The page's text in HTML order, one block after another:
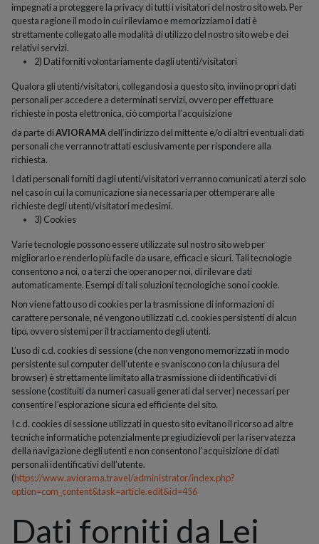
impegnati a proteggere la privacy di tutti i visitatori del nostro sito web. Per
questa ragione il modo in cui rileviamo e memorizziamo i dati è
strettamente collegato alle modalità di utilizzo del nostro sito web e dei
relativi servizi.
2) Dati forniti volontariamente dagli utenti/visitatori
Qualora gli utenti/visitatori, collegandosi a questo sito, inviino propri dati
personali per accedere a determinati servizi, ovvero per effettuare
richieste in posta elettronica, ciò comporta l’acquisizione
da parte diAVIORAMAdell’indirizzo del mittente e/o di altri eventuali dati
personali che verranno trattati esclusivamente per rispondere alla
richiesta.
I dati personali forniti dagli utenti/visitatori verranno comunicati a terzi solo
nel caso in cui la comunicazione sia necessaria per ottemperare alle
richieste degli utenti/visitatori medesimi.
3) Cookies
Varie tecnologie possono essere utilizzate sul nostro sito web per
migliorarlo e renderlo più facile da usare, efficaci e sicuri. Tali tecnologie
consentono a noi, o a terzi che operano per noi, di rilevare dati
automaticamente. Esempi di tali soluzioni tecnologiche sono i cookie.
Non viene fatto uso di cookies per la trasmissione di informazioni di
carattere personale, né vengono utilizzati c.d. cookies persistenti di alcun
tipo, ovvero sistemi per il tracciamento degli utenti.
L’uso di c.d. cookies di sessione (che non vengono memorizzati in modo
persistente sul computer dell’utente e svaniscono con la chiusura del
browser) è strettamente limitato alla trasmissione di identificativi di
sessione (costituiti da numeri casuali generati dal server) necessari per
consentire l’esplorazione sicura ed efficiente del sito.
I c.d. cookies di sessione utilizzati in questo sito evitano il ricorso ad altre
tecniche informatiche potenzialmente pregiudizievoli per la riservatezza
della navigazione degli utenti e non consentono l’acquisizione di dati
personali identificativi dell’utente.
(https://www.aviorama.travel/administrator/index.php?
option=com_content&task=article.edit&id=456
Dati forniti da Lei